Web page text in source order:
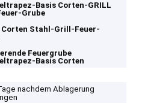
Basis Corten-GRILL
Grube
Corten Stahl-Grill-Feuer-
Feuergrube
Basis Corten
nachdem Ablagerung